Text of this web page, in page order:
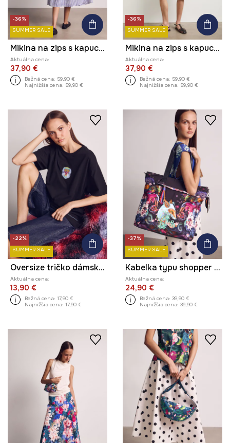
-36%
SUMMER SALE
Mikina na zips s kapucňou dámska bavlnená z kolekcie Kit Mizeres x Medicine
Aktuálna cena:
37,90 €
Bežná cena: 59,90 €
Najnižšia cena: 59,90 €
-36%
SUMMER SALE
Mikina na zips s kapucňou dámska bavlnená z kolekcie Kit Mizeres x Medicine
Aktuálna cena:
37,90 €
Bežná cena: 59,90 €
Najnižšia cena: 59,90 €
-22%
SUMMER SALE
Oversize tričko dámske bavlnené z kolekcie Kit Mizeres x Medicine
Aktuálna cena:
13,90 €
Bežná cena: 17,90 €
Najnižšia cena: 17,90 €
-37%
SUMMER SALE
Kabelka typu shopper dámska s kľúčenkou z kolekcie Kit Mizeres x Medicine
Aktuálna cena:
24,90 €
Bežná cena: 39,90 €
Najnižšia cena: 39,90 €